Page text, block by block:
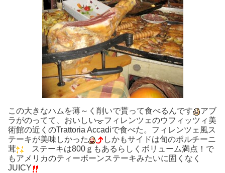
この大きなハムを薄～く削いで貰って食べるんです
アブ
ラがのってて、おいしい
フィレンツェのウフィッツィ美
術館の近くのTrattoria Accadiで食べた。フィレンツェ風ス
テーキが美味しかった
しかもサイドは旬のポルチーニ
茸
ステーキは800ｇもあるらしくボリューム満点！で
もアメリカのティーボーンステーキみたいに固くなく
JUICY